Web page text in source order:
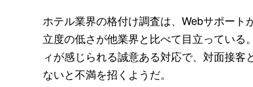
ホテル業界の格付け調査は、Webサポー
立度の低さが他業界と比べて目立ってい
ィが感じられる誠意ある対応で、対面接
ないと不満を招くようだ。